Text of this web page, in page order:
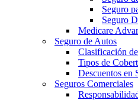
Seguro
Seguro
Medicare
Seguro de Autos
Clasificación
Tipos de
Descuentos en
Seguros Comerciales